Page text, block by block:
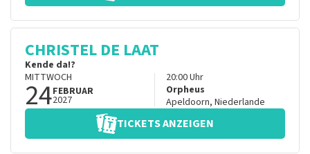
CHRISTEL DE LAAT
Kende da!?
MITTWOCH
24FEBRUAR
2027
20:00Uhr
Orpheus
Apeldoorn, Niederlande
TICKETS ANZEIGEN